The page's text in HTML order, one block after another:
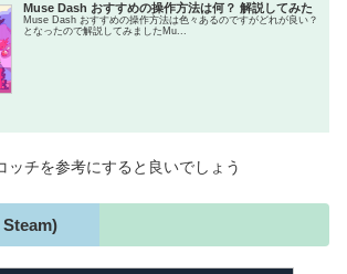
Muse Dash おすすめの操作方法は何？ 解説してみた
Muse Dash おすすめの操作方法は色々あるのですがどれが良い？
となったので解説してみましたMu...
ッチを参考にすると良いでしょう